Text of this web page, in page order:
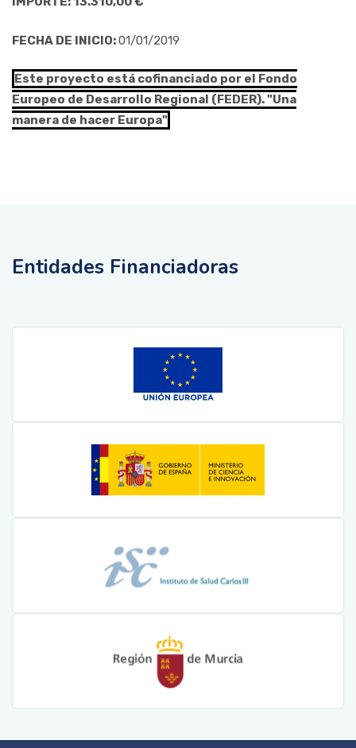
FECHA DE INICIO:01/01/2019
Este proyecto está cofinanciado por el Fondo
Europeo de Desarrollo Regional (FEDER). "Una
manera de hacer Europa"
Entidades Financiadoras